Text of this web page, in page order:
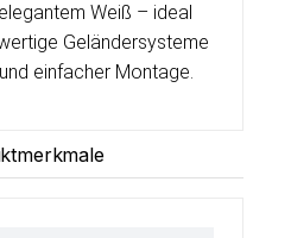
Weiß – ideal
Geländersysteme
einfacher Montage.